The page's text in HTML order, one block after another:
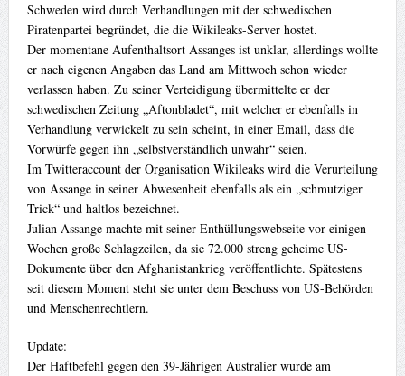
Schweden wird durch Verhandlungen mit der schwedischen
Piratenpartei begründet, die die Wikileaks-Server hostet.
Der momentane Aufenthaltsort Assanges ist unklar, allerdings wollte
er nach eigenen Angaben das Land am Mittwoch schon wieder
verlassen haben. Zu seiner Verteidigung übermittelte er der
schwedischen Zeitung „Aftonbladet“, mit welcher er ebenfalls in
Verhandlung verwickelt zu sein scheint, in einer Email, dass die
Vorwürfe gegen ihn „selbstverständlich unwahr“ seien.
Im Twitteraccount der Organisation Wikileaks wird die Verurteilung
von Assange in seiner Abwesenheit ebenfalls als ein „schmutziger
Trick“ und haltlos bezeichnet.
Julian Assange machte mit seiner Enthüllungswebseite vor einigen
Wochen große Schlagzeilen, da sie 72.000 streng geheime US-
Dokumente über den Afghanistankrieg veröffentlichte. Spätestens
seit diesem Moment steht sie unter dem Beschuss von US-Behörden
und Menschenrechtlern.
Update:
Der Haftbefehl gegen den 39-Jährigen Australier wurde am